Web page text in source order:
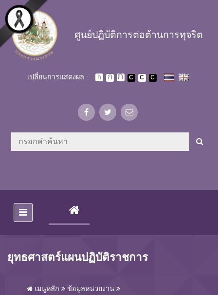
Skip to main content
ศูนย์ปฏิบัติการต่อต้านการทุจริต
เปลี่ยนการแสดงผล :
(CURRENT)
ยุทธศาสตร์แผนปฏิบัติราชการ
เมนูหลัก
ข้อมูลหน่วยงาน